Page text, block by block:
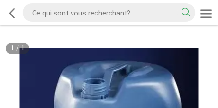
1 /1